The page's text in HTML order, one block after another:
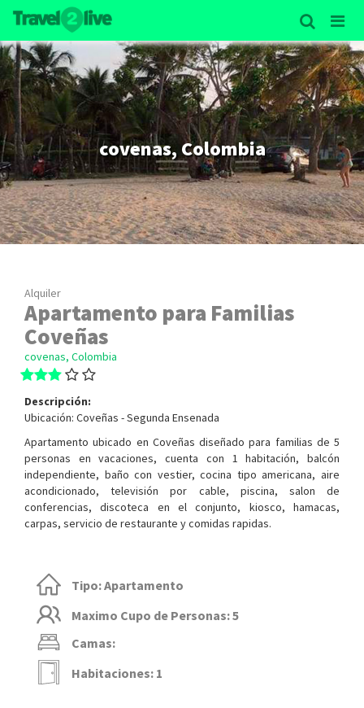
covenas, Colombia
Alquiler
Apartamento para Familias
Coveñas
covenas, Colombia
Descripción:
Ubicación: Coveñas - Segunda Ensenada
Apartamento ubicado en Coveñas diseñado para familias de 5
personas en vacaciones, cuenta con 1 habitación, balcón
independiente, baño con vestier, cocina tipo americana, aire
acondicionado, televisión por cable, piscina, salon de
conferencias, discoteca en el conjunto, kiosco, hamacas,
carpas, servicio de restaurante y comidas rapidas.
Tipo: Apartamento
Maximo Cupo de Personas: 5
Camas:
Habitaciones: 1